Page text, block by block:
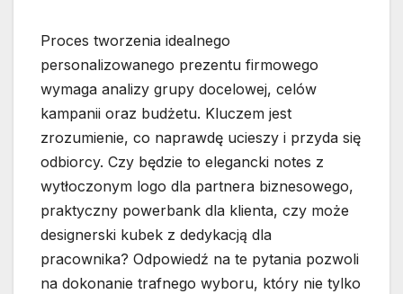
Proces tworzenia idealnego
personalizowanego prezentu firmowego
wymaga analizy grupy docelowej, celów
kampanii oraz budżetu. Kluczem jest
zrozumienie, co naprawdę ucieszy i przyda się
odbiorcy. Czy będzie to elegancki notes z
wytłoczonym logo dla partnera biznesowego,
praktyczny powerbank dla klienta, czy może
designerski kubek z dedykacją dla
pracownika? Odpowiedź na te pytania pozwoli
na dokonanie trafnego wyboru, który nie tylko